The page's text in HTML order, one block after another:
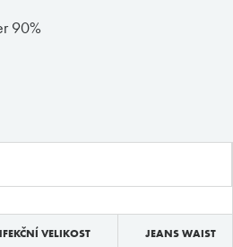
90%
VELIKOST JEANS WAIST